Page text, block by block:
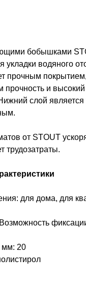
бобышками
укладки водяного
прочным покрытием,
и
слой является
от STOUT
трудозатраты.
для дома, для
мм: 20